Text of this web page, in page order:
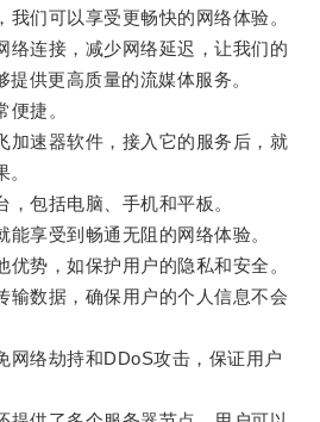
们可以享受更畅快的网络体验。
连接，减少网络延迟，让我们的
供更高质量的流媒体服务。
捷。
速器软件，接入它的服务后，就
包括电脑、手机和平板。
享受到畅通无阻的网络体验。
势，如保护用户的隐私和安全。
数据，确保用户的个人信息不会
络劫持和DDoS攻击，保证用户